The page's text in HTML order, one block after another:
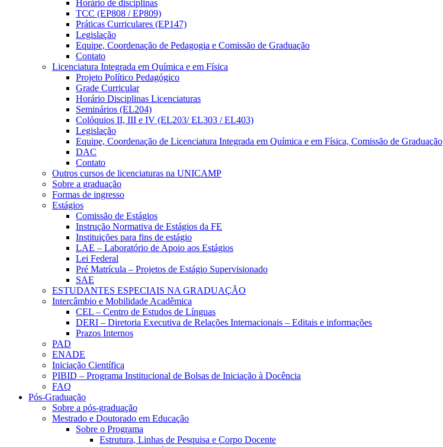
Horário de disciplinas
TCC (EP808 / EP809)
Práticas Curriculares (EP147)
Legislação
Equipe, Coordenação de Pedagogia e Comissão de Graduação
Contato
Licenciatura Integrada em Química e em Física
Projeto Político Pedagógico
Grade Curricular
Horário Disciplinas Licenciaturas
Seminários (EL204)
Colóquios II, III e IV (EL203/ EL303 / EL403)
Legislação
Equipe, Coordenação de Licenciatura Integrada em Química e em Física, Comissão de Graduação
DAC
Contato
Outros cursos de licenciaturas na UNICAMP
Sobre a graduação
Formas de ingresso
Estágios
Comissão de Estágios
Instrução Normativa de Estágios da FE
Instituições para fins de estágio
LAE – Laboratório de Apoio aos Estágios
Lei Federal
Pré Matrícula – Projetos de Estágio Supervisionado
SAE
ESTUDANTES ESPECIAIS NA GRADUAÇÃO
Intercâmbio e Mobilidade Acadêmica
CEL – Centro de Estudos de Línguas
DERI – Diretoria Executiva de Relações Internacionais – Editais e informações
Prazos Internos
PAD
ENADE
Iniciação Científica
PIBID – Programa Institucional de Bolsas de Iniciação à Docência
FAQ
Pós-Graduação
Sobre a pós-graduação
Mestrado e Doutorado em Educação
Sobre o Programa
Estrutura, Linhas de Pesquisa e Corpo Docente